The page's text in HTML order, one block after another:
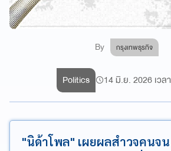
By กรุงเทพธุรกิจ
Politics 14 มิ.ย. 2026 เวล
"นิด้าโพล" เผยผลสำวจคนจ